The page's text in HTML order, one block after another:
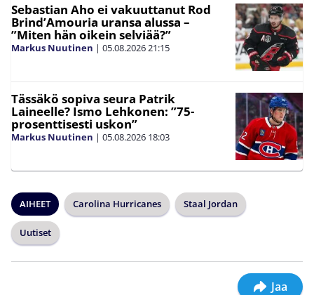
Sebastian Aho ei vakuuttanut Rod
Brind’Amouria uransa alussa –
”Miten hän oikein selviää?”
Markus Nuutinen | 05.08.202621:15
Tässäkö sopiva seura Patrik
Laineelle? Ismo Lehkonen: ”75-
prosenttisesti uskon”
Markus Nuutinen | 05.08.2026 18:03
AIHEET Carolina Hurricanes Staal Jordan
Uutiset
Jaa